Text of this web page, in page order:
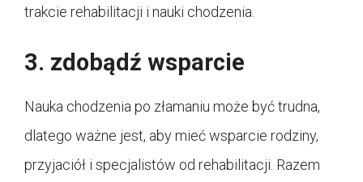
trakcie rehabilitacji i nauki chodzenia.
3. zdobądź wsparcie
Nauka chodzenia po złamaniu może być trudna,
dlatego ważne jest, aby mieć wsparcie rodziny,
przyjaciół i specjalistów od rehabilitacji. Razem